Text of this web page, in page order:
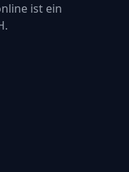
ist ein